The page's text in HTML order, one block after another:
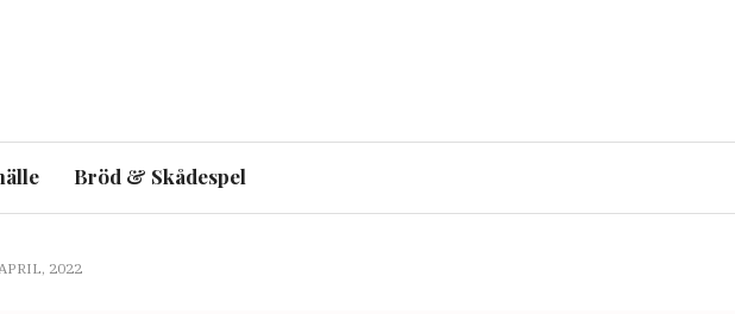
Bröd & Skådespel
journalister granska andra
2022